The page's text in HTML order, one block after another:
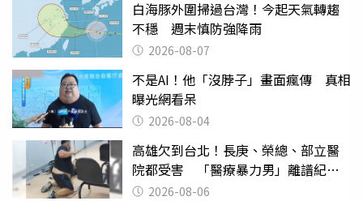
白海豚外圍掃過台灣！今起天氣轉趨
不穩 週末慎防強降雨
2026-08-07
不是AI！他「沒脖子」畫面瘋傳 真相
曝光網看呆
2026-08-04
高雄欠到台北！長庚、榮總、部立醫
院都受害 「醫療暴力男」離譜紀錄
曝光2026-08-06